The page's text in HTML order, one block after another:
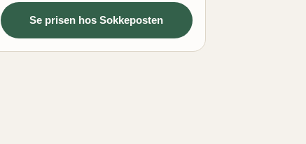
Se prisen hos Sokkeposten